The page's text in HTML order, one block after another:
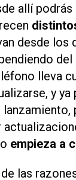
allí
desde los
lleva
y ya
empieza a
de las